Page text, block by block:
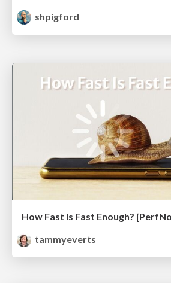
shpigford
How Fast Is Fast Enough?
tammyeverts